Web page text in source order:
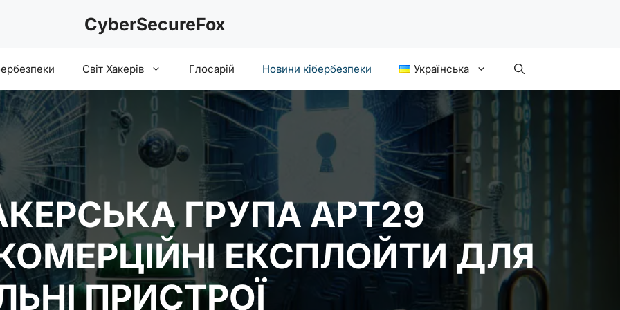
CyberSecureFox
Світ Хакерів Глосарій Новини кібербезпеки Українська
ГРУПА APT29
ЕКСПЛОЙТИ ДЛЯ
ПРИСТРОЇ